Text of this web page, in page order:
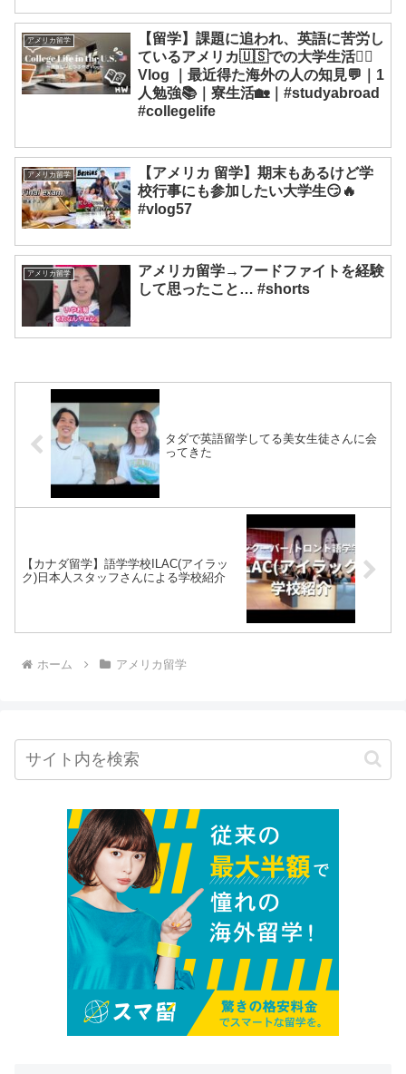
アメリカ留学
【留学】課題に追われ、英語に苦労し
ているアメリカ🇺🇸での大学生活✍🏻
Vlog ｜最近得た海外の人の知見💬｜1
人勉強📚｜寮生活🏡｜#studyabroad
#collegelife
アメリカ留学
【アメリカ 留学】期末もあるけど学
校行事にも参加したい大学生😏🔥
#vlog57
アメリカ留学
アメリカ留学→フードファイトを経験
して思ったこと… #shorts
タダで英語留学してる美女生徒さんに会
ってきた
【カナダ留学】語学学校ILAC(アイラッ
ク)日本人スタッフさんによる学校紹介
ホーム アメリカ留学